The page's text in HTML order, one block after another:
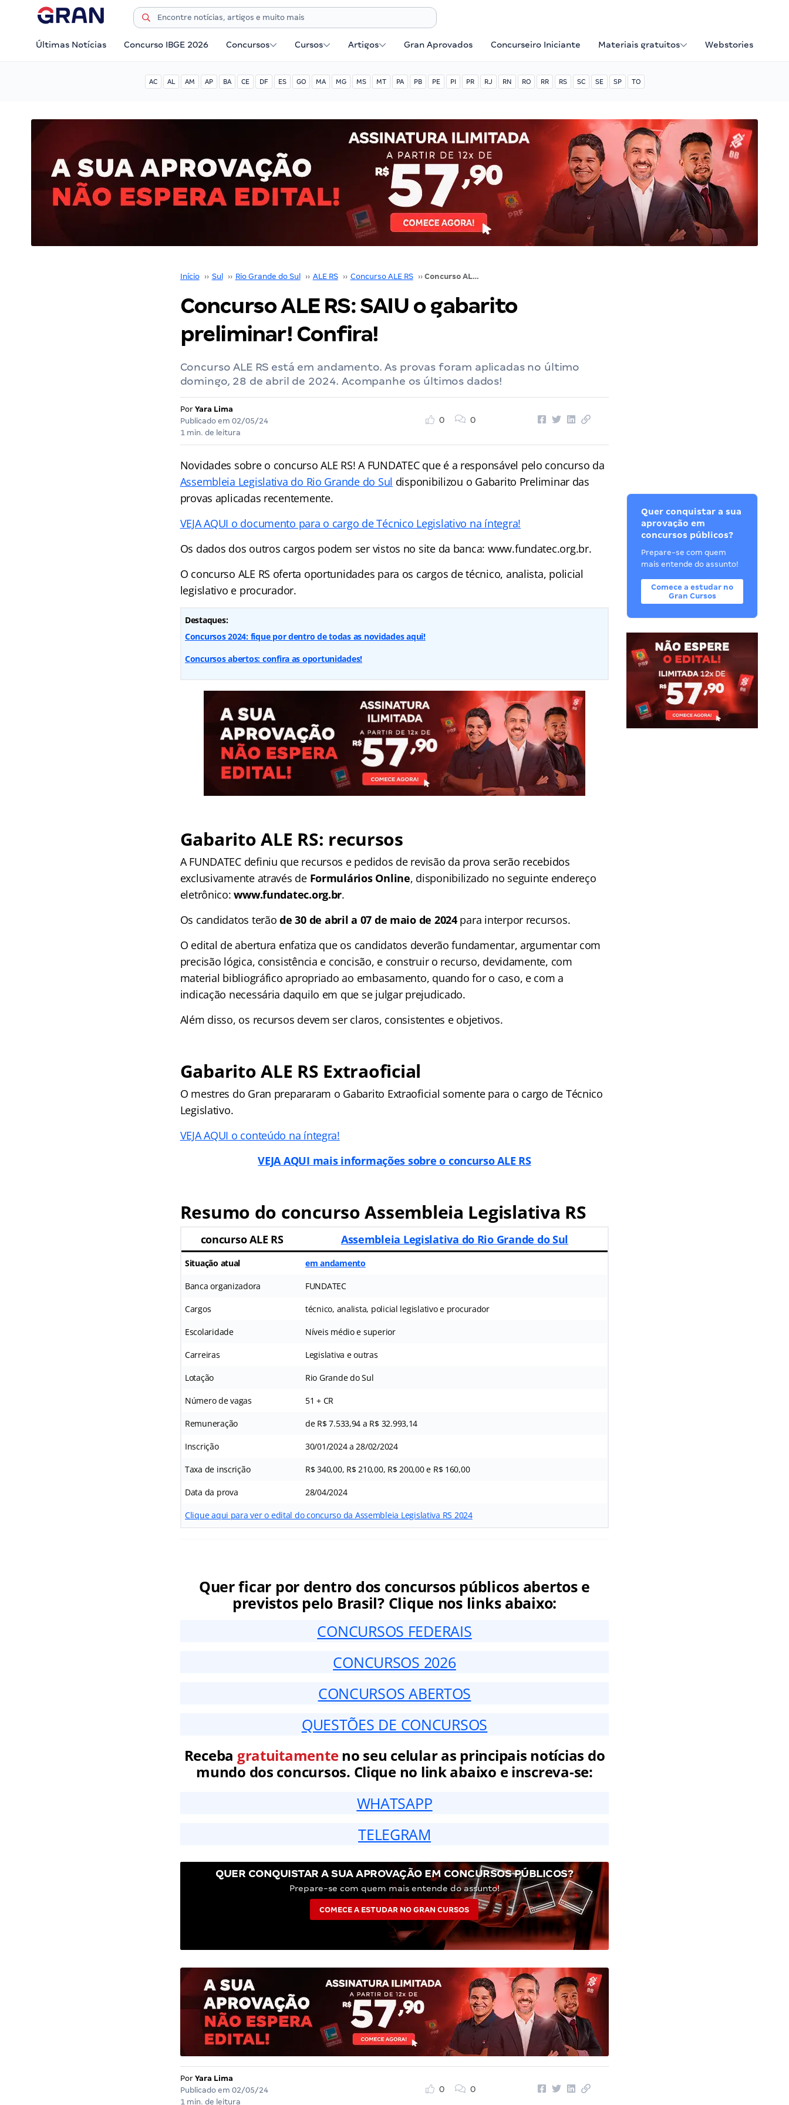
Últimas Notícias Concurso IBGE 2026 Concursos Cursos Artigos Gran Aprovados Concurseiro Iniciante Materiais gratuitos Webstories
AC AL AM AP BA CE DF ES GO MA MG MS MT PA PB PE PI PR RJ RN RO RR RS SC SE SP TO
Início ›› Sul ›› Rio Grande do Sul ›› ALE RS ›› Concurso ALE RS ›› Concurso ALE RS: SAIU o gabarito preliminar! Confira!
Concurso ALE RS: SAIU o gabarito
preliminar! Confira!
Concurso ALE RS está em andamento. As provas foram aplicadas no último
domingo, 28 de abril de 2024. Acompanhe os últimos dados!
Por Yara Lima
Publicado em 02/05/24
1 min. de leitura
0 0
Novidades sobre o concurso ALE RS! A FUNDATEC que é a responsável pelo concurso da
Assembleia Legislativa do Rio Grande do Sul disponibilizou o Gabarito Preliminar das
provas aplicadas recentemente.
VEJA AQUI o documento para o cargo de Técnico Legislativo na íntegra!
Os dados dos outros cargos podem ser vistos no site da banca: www.fundatec.org.br.
O concurso ALE RS oferta oportunidades para os cargos de técnico, analista, policial
legislativo e procurador.
Destaques:
Concursos 2024: fique por dentro de todas as novidades aqui!
Concursos abertos: confira as oportunidades!
Gabarito ALE RS: recursos
A FUNDATEC definiu que recursos e pedidos de revisão da prova serão recebidos
exclusivamente através de Formulários Online, disponibilizado no seguinte endereço
eletrônico:www.fundatec.org.br.
Os candidatos terãode 30 de abril a 07 de maio de 2024para interpor recursos.
O edital de abertura enfatiza que os candidatos deverão fundamentar, argumentar com
precisão lógica, consistência e concisão, e construir o recurso, devidamente, com
material bibliográfico apropriado ao embasamento, quando for o caso, e com a
indicação necessária daquilo em que se julgar prejudicado.
Além disso, os recursos devem ser claros, consistentes e objetivos.
Gabarito ALE RS Extraoficial
O mestres do Gran prepararam o Gabarito Extraoficial somente para o cargo de Técnico
Legislativo.
VEJA AQUI o conteúdo na íntegra!
VEJA AQUI mais informações sobre o concurso ALE RS
Resumo do concurso Assembleia Legislativa RS
concurso ALE RS Assembleia Legislativa do Rio Grande do Sul
Situação atual em andamento
Banca organizadora FUNDATEC
Cargos técnico, analista, policial legislativo e procurador
Escolaridade Níveis médio e superior
Carreiras Legislativa e outras
Lotação Rio Grande do Sul
Número de vagas 51 + CR
Remuneração de R$ 7.533,94 a R$ 32.993,14
Inscrição 30/01/2024 a 28/02/2024
Taxa de inscrição R$ 340,00, R$ 210,00, R$ 200,00 e R$ 160,00
Data da prova 28/04/2024
Clique aqui para ver o edital do concurso da Assembleia Legislativa RS 2024
Quer ficar por dentro dos concursos públicos abertos e
previstos pelo Brasil? Clique nos links abaixo:
CONCURSOS FEDERAIS
CONCURSOS 2026
CONCURSOS ABERTOS
QUESTÕES DE CONCURSOS
Receba gratuitamenteno seu celular as principais notícias do
mundo dos concursos. Clique no link abaixo e inscreva-se:
WHATSAPP
TELEGRAM
QUER CONQUISTAR A SUA APROVAÇÃO EM CONCURSOS PÚBLICOS?
Prepare-se com quem mais entende do assunto!
COMECE A ESTUDAR NO GRAN CURSOS
Por Yara Lima
Publicado em 02/05/24
1 min. de leitura
0 0
Quer conquistar a sua
aprovação em
concursos públicos?
Prepare-se com quem
mais entende do assunto!
Comece a estudar no
Gran Cursos